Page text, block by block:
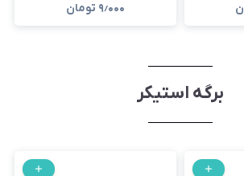
۹٫۰۰۰ تومان
برگه استیکر